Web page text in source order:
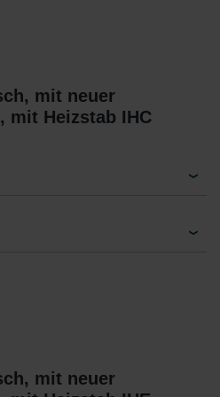
mit neuer
mit Heizstab IHC
mit neuer